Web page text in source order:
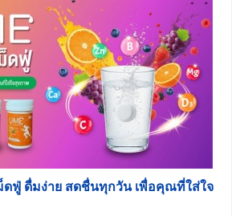
ดฟู่ ดื่มง่าย สดชื่นทุกวัน เพื่อคุณที่ใส่ใจ